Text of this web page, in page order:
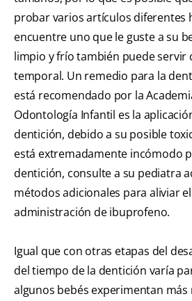
probar varios artículos diferentes
encuentre uno que le guste a su
limpio y frío también puede servir
temporal. Un remedio para la
está recomendado por la
Odontología Infantil es la
dentición, debido a su posible
está extremadamente incómodo
dentición, consulte a su pediatra
métodos adicionales para aliviar
administración de ibuprofeno.
Igual que con otras etapas del
del tiempo de la dentición varía
algunos bebés experimentan más